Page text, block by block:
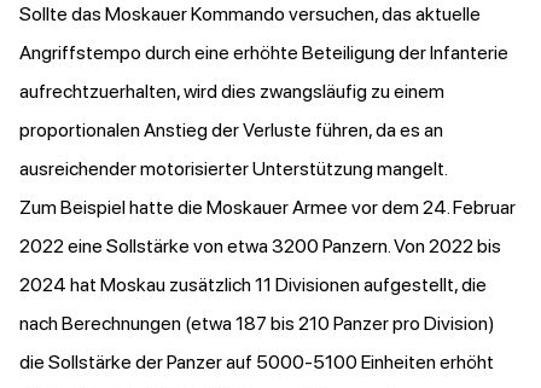
Sollte das Moskauer Kommando versuchen, das aktuelle
Angriffstempo durch eine erhöhte Beteiligung der Infanterie
aufrechtzuerhalten, wird dies zwangsläufig zu einem
proportionalen Anstieg der Verluste führen, da es an
ausreichender motorisierter Unterstützung mangelt.
Zum Beispiel hatte die Moskauer Armee vor dem 24. Februar
2022 eine Sollstärke von etwa 3200 Panzern. Von 2022 bis
2024 hat Moskau zusätzlich 11 Divisionen aufgestellt, die
nach Berechnungen (etwa 187 bis 210 Panzer pro Division)
die Sollstärke der Panzer auf 5000-5100 Einheiten erhöht